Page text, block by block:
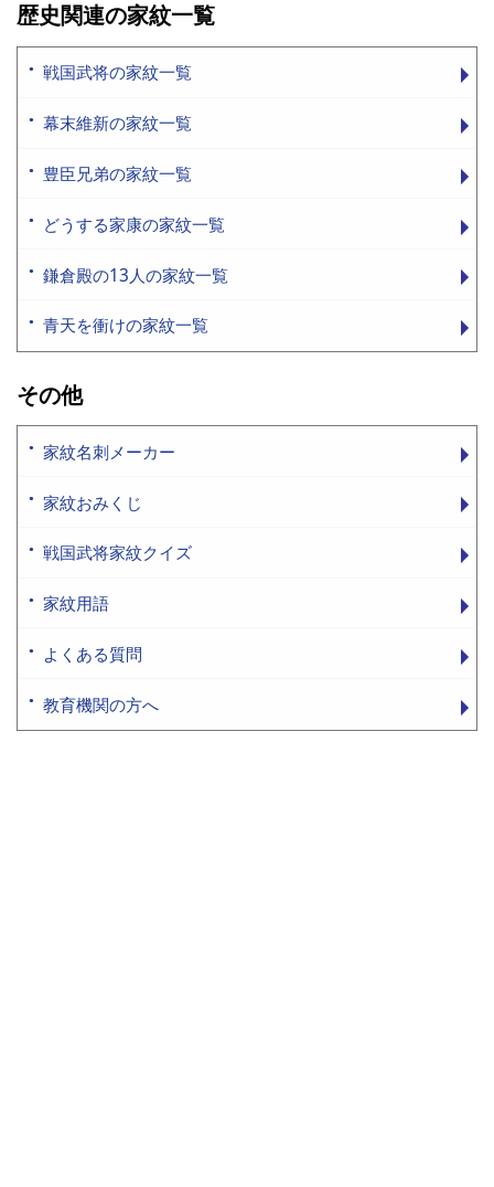
歴史関連の家紋一覧
戦国武将の家紋一覧
幕末維新の家紋一覧
豊臣兄弟の家紋一覧
どうする家康の家紋一覧
鎌倉殿の13人の家紋一覧
青天を衝けの家紋一覧
その他
家紋名刺メーカー
家紋おみくじ
戦国武将家紋クイズ
家紋用語
よくある質問
教育機関の方へ